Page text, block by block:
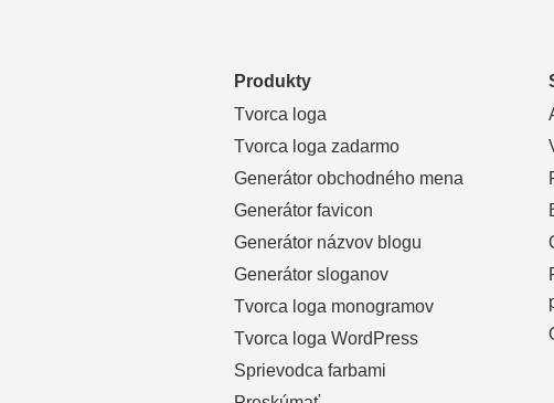
Produkty
Tvorca loga
Tvorca loga zadarmo
Generátor obchodného mena
Generátor favicon
Generátor názvov blogu
Generátor sloganov
Tvorca loga monogramov
Tvorca loga WordPress
Sprievodca farbami